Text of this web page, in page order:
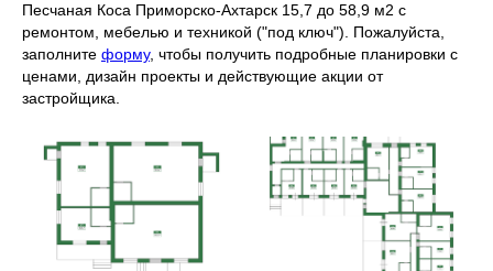
Песчаная Коса Приморско-Ахтарск 15,7 до 58,9 м2 с
ремонтом, мебелью и техникой ("под ключ"). Пожалуйста,
заполните форму, чтобы получить подробные планировки с
ценами, дизайн проекты и действующие акции от
застройщика.